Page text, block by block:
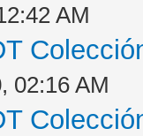
AM
02:16 AM